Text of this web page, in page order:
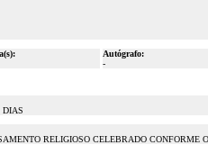
Autógrafo:
-
DIAS
RELIGIOSO CELEBRADO